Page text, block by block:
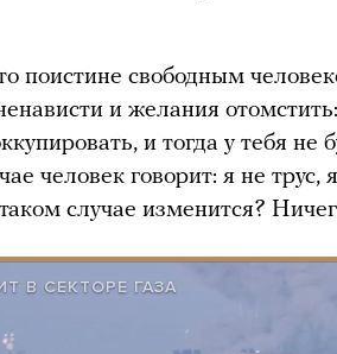
поистине свободным
и желания
и тогда у тебя не
человек говорит: я не трус,
случае изменится?
В СЕКТОРЕ ГАЗА